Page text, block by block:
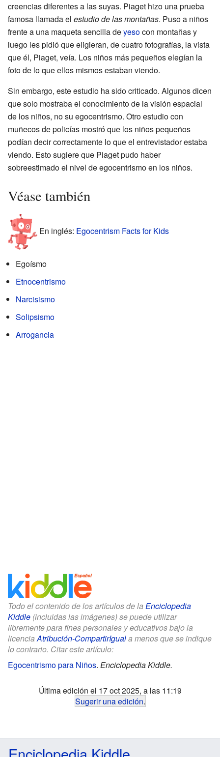
creencias diferentes a las suyas. Piaget hizo una prueba
famosa llamada el estudio de las montañas. Puso a niños
frente a una maqueta sencilla deyesocon montañas y
luego les pidió que eligieran, de cuatro fotografías, la vista
que él, Piaget, veía. Los niños más pequeños elegían la
foto de lo que ellos mismos estaban viendo.
Sin embargo, este estudio ha sido criticado. Algunos dicen
que solo mostraba el conocimiento de la visión espacial
de los niños, no su egocentrismo. Otro estudio con
muñecos de policías mostró que los niños pequeños
podían decir correctamente lo que el entrevistador estaba
viendo. Esto sugiere que Piaget pudo haber
sobreestimado el nivel de egocentrismo en los niños.
Véase también
En inglés: Egocentrism Facts for Kids
Egoísmo
Etnocentrismo
Narcisismo
Solipsismo
Arrogancia
Todo el contenido de los artículos de la Enciclopedia
Kiddle (incluidas las imágenes) se puede utilizar
libremente para fines personales y educativos bajo la
licenciaAtribución-CompartirIguala menos que se indique
lo contrario. Citar este artículo:
Egocentrismo para Niños. Enciclopedia Kiddle.
Última edición el 17 oct 2025, a las 11:19
Sugerir una edición.